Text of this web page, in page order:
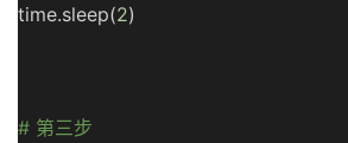
time.sleep(2)
# 第三步